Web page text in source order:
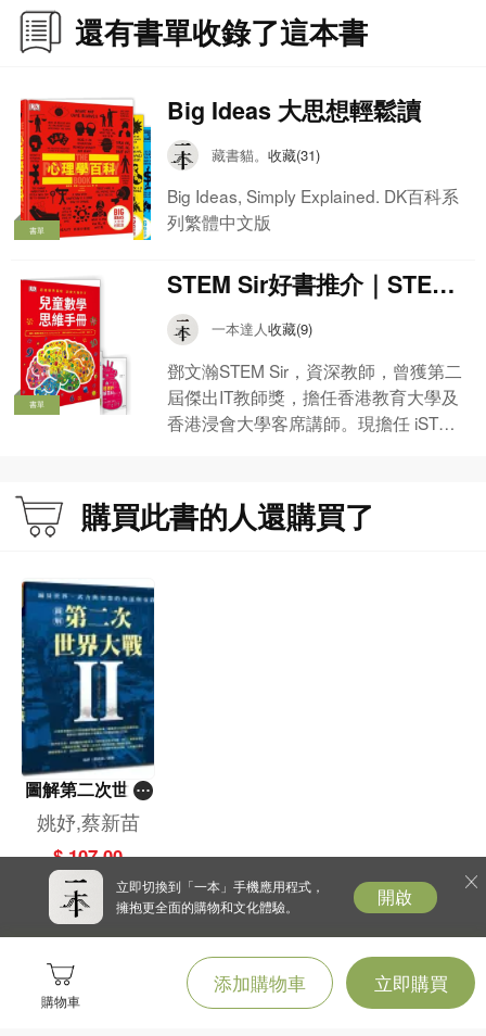
購物車
添加購物車 立即購買
還有書單收錄了這本書
書單
Big Ideas 大思想輕鬆讀
藏書貓。 收藏(31)
Big Ideas, Simply Explained. DK百科系
列繁體中文版
書單
STEM Sir好書推介｜STEM
工具書一本達人收藏(9)
鄧文瀚STEM Sir，資深教師，曾獲第二
屆傑出IT教師獎，擔任香港教育大學及
香港浸會大學客席講師。現擔任 iSTEM
中心STEM教育顧問、電視節目嘉賓主
持、漫畫總監修及小學電腦科電子教科
購買此書的人還購買了
圖解第二次世界
大戰
姚妤,蔡新苗
$ 107.00
立即切換到「一本」手機應用程式，
擁抱更全面的購物和文化體驗。
開啟